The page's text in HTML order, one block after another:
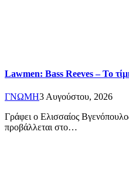
Lawmen: Bass Reeves – Το
ΓΝΩΜΗ3 Αυγούστου, 2026
Γράφει ο Ελισσαίος
προβάλλεται στο…